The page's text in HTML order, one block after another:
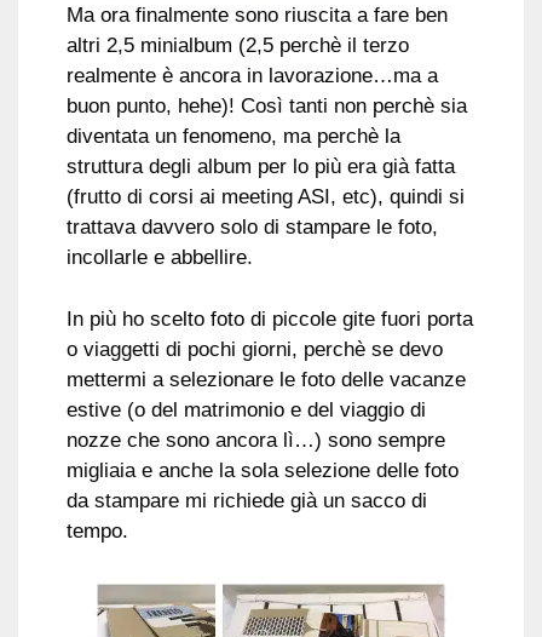
Ma ora finalmente sono riuscita a fare ben
altri 2,5 minialbum (2,5 perchè il terzo
realmente è ancora in lavorazione…ma a
buon punto, hehe)! Così tanti non perchè sia
diventata un fenomeno, ma perchè la
struttura degli album per lo più era già fatta
(frutto di corsi ai meeting ASI, etc), quindi si
trattava davvero solo di stampare le foto,
incollarle e abbellire.
In più ho scelto foto di piccole gite fuori porta
o viaggetti di pochi giorni, perchè se devo
mettermi a selezionare le foto delle vacanze
estive (o del matrimonio e del viaggio di
nozze che sono ancora lì…) sono sempre
migliaia e anche la sola selezione delle foto
da stampare mi richiede già un sacco di
tempo.